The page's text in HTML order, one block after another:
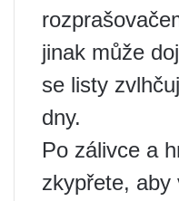
jinak může
se listy
dny.
Po zálivce a
zkypřete, aby